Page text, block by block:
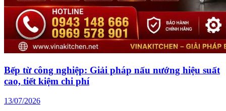
Bếp từ công nghiệp: Giải pháp nấu nướng hiệu suất
cao, tiết kiệm chi phí
13/07/2026